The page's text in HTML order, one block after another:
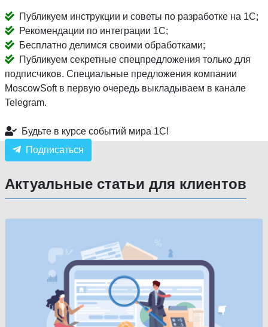
Публикуем инструкции и советы по разработке на 1С;
Рекомендации по интеграции 1С;
Бесплатно делимся своими обработками;
Публикуем секретные спецпредложения только для
подписчиков. Специальные предложения компании
MoscowSoft в первую очередь выкладываем в канале
Telegram.
Будьте в курсе событий мира 1С!
Подписаться
Актуальные статьи для клиентов